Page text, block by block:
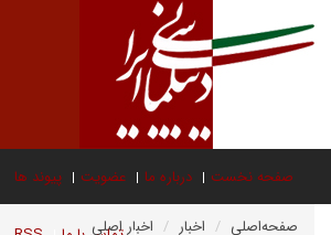
صفحه نخست درباره ما عضویت پیوند ها
صفحه‌اصلی اخبار
اخبار اصلی